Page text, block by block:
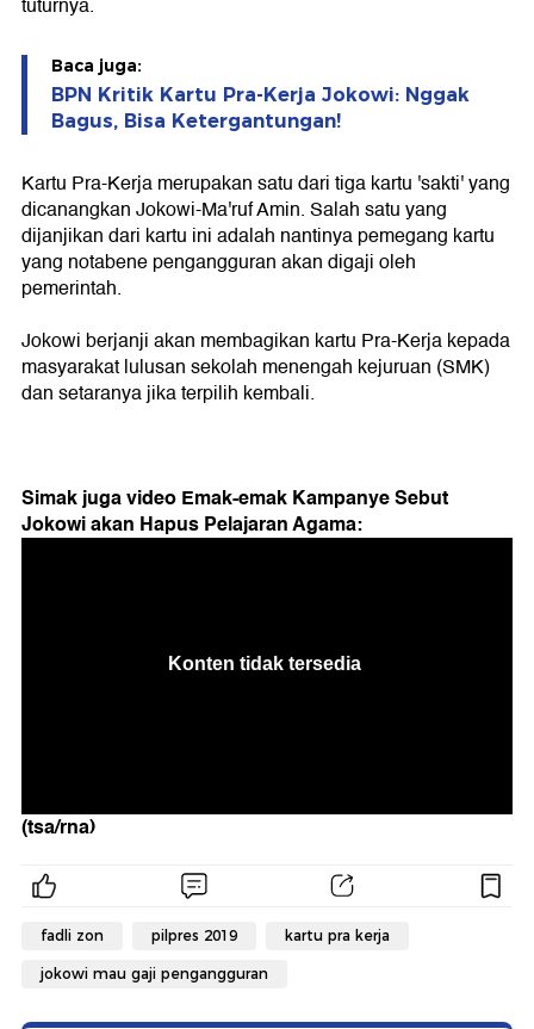
tuturnya.
Baca juga:
BPN Kritik Kartu Pra-Kerja Jokowi: Nggak
Bagus, Bisa Ketergantungan!
Kartu Pra-Kerja merupakan satu dari tiga kartu 'sakti' yang
dicanangkan Jokowi-Ma'ruf Amin. Salah satu yang
dijanjikan dari kartu ini adalah nantinya pemegang kartu
yang notabene pengangguran akan digaji oleh
pemerintah.
Jokowi berjanji akan membagikan kartu Pra-Kerja kepada
masyarakat lulusan sekolah menengah kejuruan (SMK)
dan setaranya jika terpilih kembali.
Simak juga video Emak-emak Kampanye Sebut
Jokowi akan Hapus Pelajaran Agama:
(tsa/rna)
fadli zon pilpres 2019 kartu pra kerja
jokowi mau gaji pengangguran